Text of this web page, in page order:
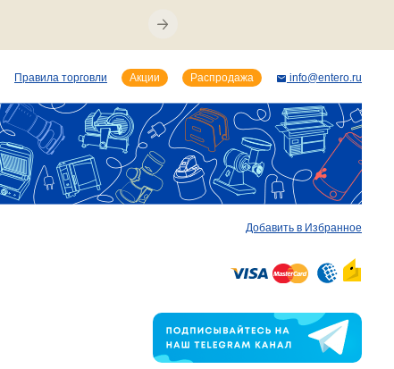
Добавить в Избранное
Правила торговли Акции Распродажа info@entero.ru